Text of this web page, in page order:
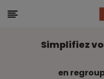
Simplifiez
en